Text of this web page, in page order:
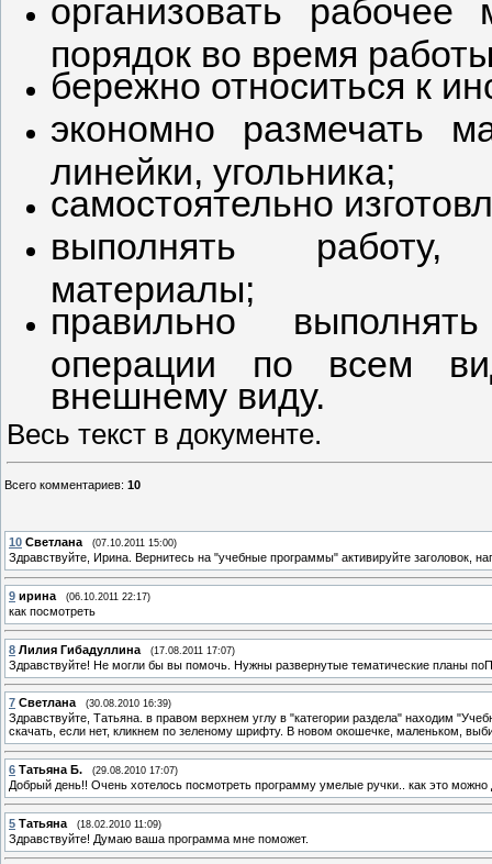
организовать
порядок во время
бережно относиться к
экономно размечать
линейки, угольника;
самостоятельно
выполнять работу,
материалы;
правильно
операции по всем
внешнему виду.
Весь текст в документе.
Всего комментариев: 10
10 Светлана (07.10.2011 15:00)
Здравствуйте, Ирина. Вернитесь на "учебные программы" активируйте заголовок,
9 ирина (06.10.2011 22:17)
как посмотреть
8 Лилия Гибадуллина (17.08.2011 17:07)
Здравствуйте! Не могли бы вы помочь. Нужны развернутые тематические планы
7 Светлана (30.08.2010 16:39)
Здравствуйте, Татьяна. в правом верхнем углу в "категории раздела" находим
скачать, если нет, кликнем по зеленому шрифту. В новом окошечке, маленьком,
6 Татьяна Б. (29.08.2010 17:07)
Добрый день!! Очень хотелось посмотреть программу умелые ручки.. как это
5 Татьяна (18.02.2010 11:09)
Здравствуйте! Думаю ваша программа мне поможет.